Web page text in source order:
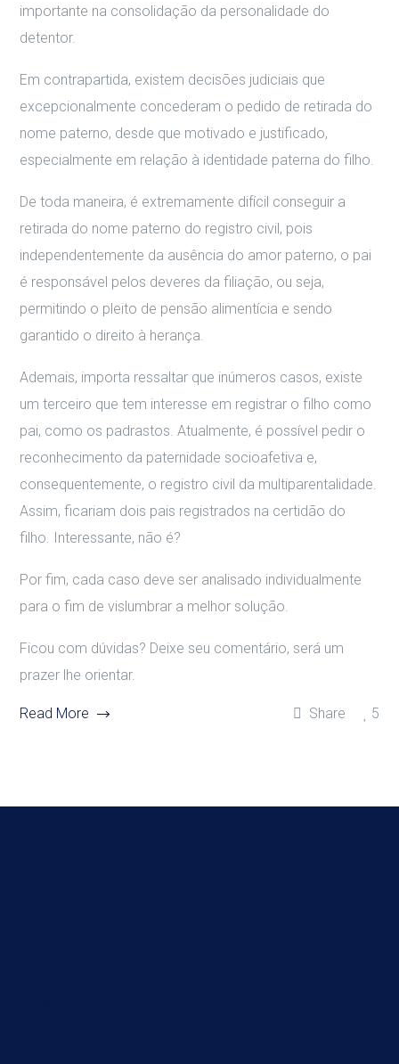
importante na consolidação da personalidade do
detentor.
Em contrapartida, existem decisões judiciais que
excepcionalmente concederam o pedido de retirada do
nome paterno, desde que motivado e justificado,
especialmente em relação à identidade paterna do filho.
De toda maneira, é extremamente difícil conseguir a
retirada do nome paterno do registro civil, pois
independentemente da ausência do amor paterno, o pai
é responsável pelos deveres da filiação, ou seja,
permitindo o pleito de pensão alimentícia e sendo
garantido o direito à herança.
Ademais, importa ressaltar que inúmeros casos, existe
um terceiro que tem interesse em registrar o filho como
pai, como os padrastos. Atualmente, é possível pedir o
reconhecimento da paternidade socioafetiva e,
consequentemente, o registro civil da multiparentalidade.
Assim, ficariam dois pais registrados na certidão do
filho. Interessante, não é?
Por fim, cada caso deve ser analisado individualmente
para o fim de vislumbrar a melhor solução.
Ficou com dúvidas? Deixe seu comentário, será um
prazer lhe orientar.
Read More Share 5